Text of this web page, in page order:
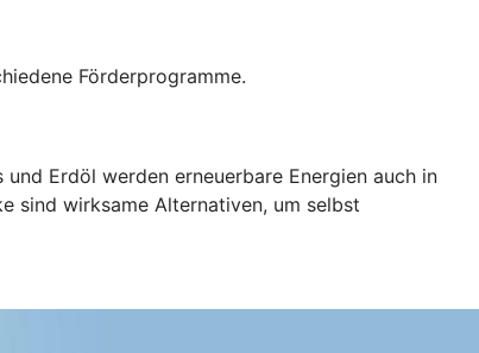
Förderprogramme.
Erdöl werden erneuerbare Energien auch in
sind wirksame Alternativen, um selbst